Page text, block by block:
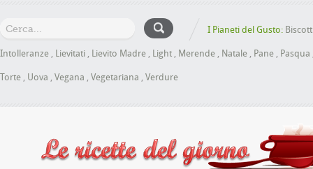
I Pianeti del Gusto:
Intolleranze , Lievitati , Lievito Madre , Light , Merende , Natale , Pane , Pasqua
Torte , Uova , Vegana , Vegetariana , Verdure